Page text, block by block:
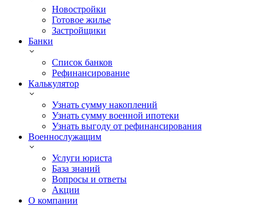
Новостройки
Готовое жилье
Застройщики
Банки
Список банков
Рефинансирование
Калькулятор
Узнать сумму накоплений
Узнать сумму военной ипотеки
Узнать выгоду от рефинансирования
Военнослужащим
Услуги юриста
База знаний
Вопросы и ответы
Акции
О компании